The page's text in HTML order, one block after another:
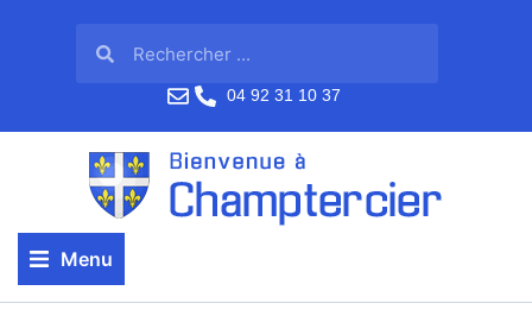
04 92 31 10 37
Menu